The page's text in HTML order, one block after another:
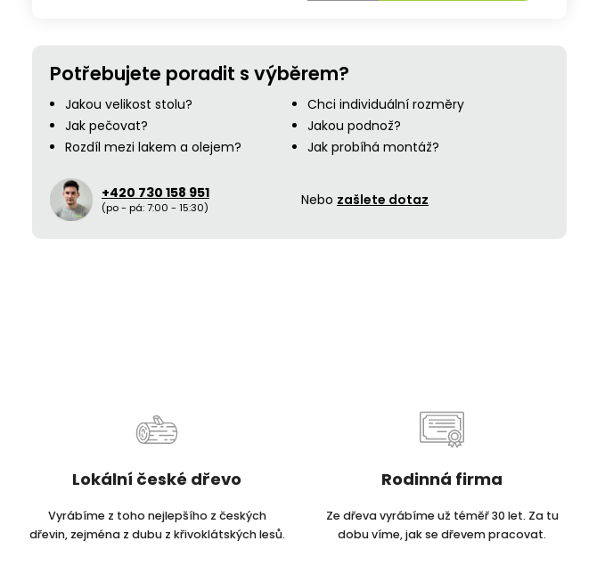
Potřebujete poradit s výběrem?
Jakou velikost stolu?
Chci individuální rozměry
Jak pečovat?
Jakou podnož?
Rozdíl mezi lakem a olejem?
Jak probíhá montáž?
+420 730 158 951
(po - pá: 7:00 - 15:30) Nebo zašlete dotaz
Lokální české dřevo
Vyrábíme z toho nejlepšího z českých
dřevin, zejména z dubu z křivoklátských lesů.
Rodinná firma
Ze dřeva vyrábíme už téměř 30 let. Za tu
dobu víme, jak se dřevem pracovat.